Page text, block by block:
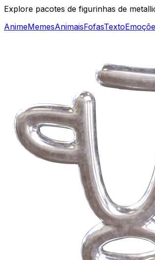
Explore pacotes de figurinhas de
AnimeMemesAnimaisFofasTexto